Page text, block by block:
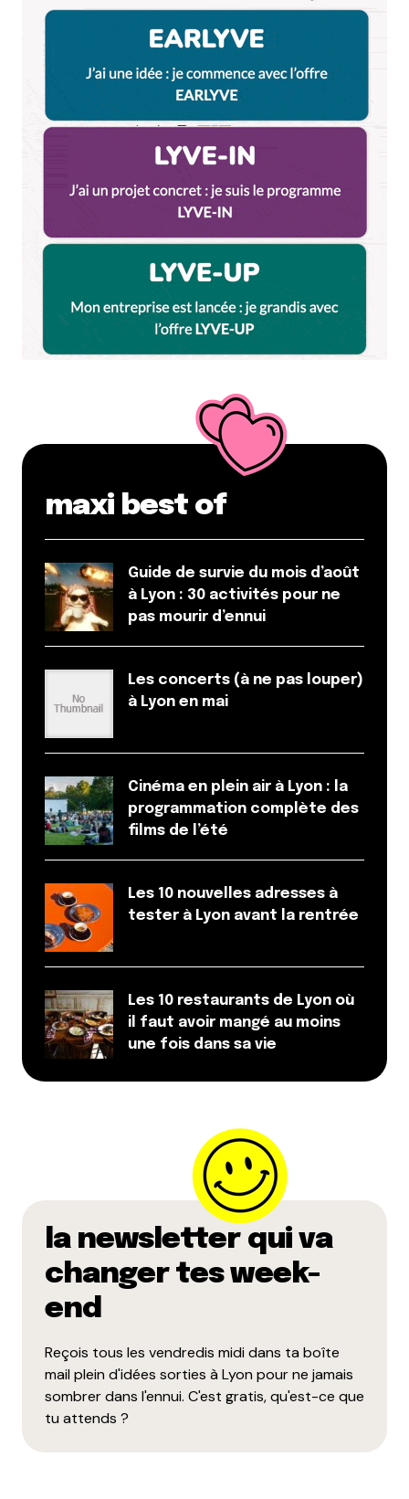
pas fou. Haha !
Répondre
Votre adresse e-mail ne sera pas publiée. Les
champs obligatoires sont indiqués avec
E-mail*
Enregistrer mon nom, mon e-mail et mon site dans le
navigateur pour mon prochain commentaire.
Prévenez-moi de tous les nouveaux commentaires
par e-mail.
maxi best of
Guide de survie du mois d’août
à Lyon : 30 activités pour ne
pas mourir d’ennui
Les concerts (à ne pas louper)
à Lyon en mai
Cinéma en plein air à Lyon : la
programmation complète des
films de l’été
Les 10 nouvelles adresses à
tester à Lyon avant la rentrée
Les 10 restaurants de Lyon où
il faut avoir mangé au moins
une fois dans sa vie
la newsletter qui va
changer tes week-
end
Reçois tous les vendredis midi dans ta boîte
mail plein d'idées sorties à Lyon pour ne jamais
sombrer dans l'ennui. C'est gratis, qu'est-ce que
tu attends ?